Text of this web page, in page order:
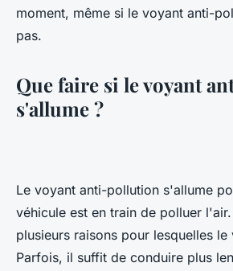
moment, même si le voyant anti-
pas.
Que faire si le voyant
s'allume ?
Le voyant anti-pollution s'allume
véhicule est en train de polluer
plusieurs raisons pour lesquelles
Parfois, il suffit de conduire plus